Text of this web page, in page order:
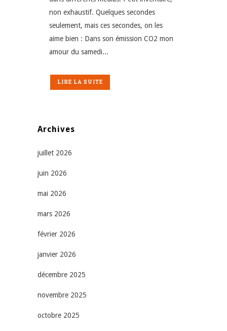
non exhaustif. Quelques secondes
seulement, mais ces secondes, on les
aime bien : Dans son émission CO2 mon
amour du samedi...
LIRE LA SUITE
Archives
juillet 2026
juin 2026
mai 2026
mars 2026
février 2026
janvier 2026
décembre 2025
novembre 2025
octobre 2025